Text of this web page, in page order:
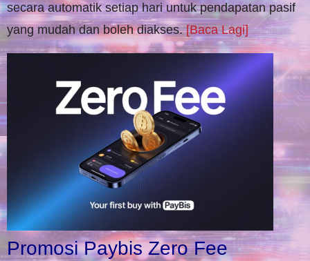
secara automatik setiap hari untuk pendapatan pasif
yang mudah dan boleh diakses.[Baca Lagi]
Promosi Paybis Zero Fee